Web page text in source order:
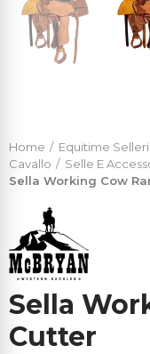
Home Equitime
Cavallo
Selle E
Sella Working Cow
Sella
Cutter